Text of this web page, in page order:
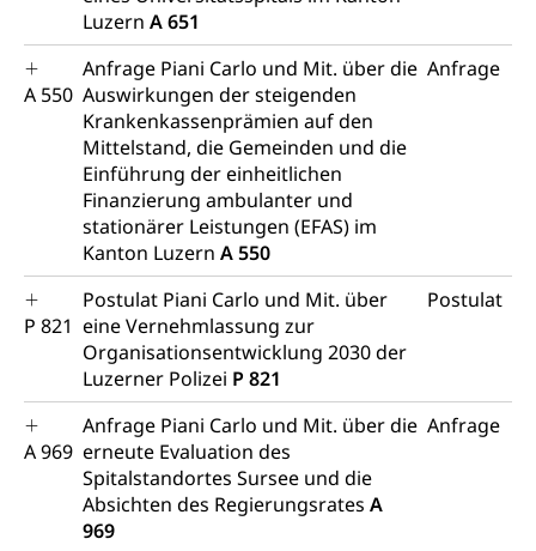
Luzern A 651
A 550
Anfrage Piani Carlo und Mit. über die
Auswirkungen der steigenden
Krankenkassenprämien auf den
Mittelstand, die Gemeinden und die
Einführung der einheitlichen
Finanzierung ambulanter und
stationärer Leistungen (EFAS) im
Kanton Luzern A 550
Anfrage
P 821
Postulat Piani Carlo und Mit. über
eine Vernehmlassung zur
Organisationsentwicklung 2030 der
Luzerner Polizei P 821
Postulat
A 969
Anfrage Piani Carlo und Mit. über die
erneute Evaluation des
Spitalstandortes Sursee und die
Absichten des Regierungsrates A
969
Anfrage
Schulden (gruezi.lu.ch)
Betreibungsämter
Betreibungsverfahren
Konkursämter
Demokratie
Regierungsform, Stimm- und Wahlrecht,
Stimmrecht, Abstimmungen, Wahlen, politische
Parteien, Grundfreiheiten, Pluralismus
Volksrechte
Kantonale Steuern
Finanzausgleich, Einkommenssteuer, Kopfsteuer,
Personalsteuer, Haushaltssteuer, Vermögenssteuer,
Verrechnungssteuer, Quellensteuer,
Grundstückgewinnsteuer, Liegenschaftssteuer,
Handänderungssteuer, Grundsteuer, Kirchensteuer,
Gewerbesteuer, Vergnügungssteuer,
Reklameplakatsteuer, Verkehrssteuer,
Erbschaftssteuer, Schenkungssteuer, Gewinn- und
Kapitalsteuer
Steuern (Dienststelle)
Ombudsstellen
Vermittler, Vermittlungsstelle, Schlichtungsstelle,
Vermittlung, Schlichtung, Mediation
Umgang mit Beschwerden (Volksschulen)
Rassismus